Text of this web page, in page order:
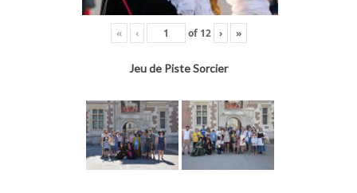
« ‹ of 12 › »
Jeu de Piste Sorcier